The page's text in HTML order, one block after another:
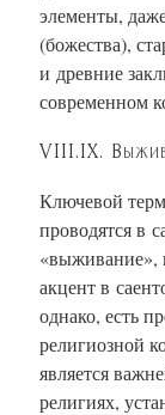
элементы,
(божества),
и древние
современном
VIII.IX.
Ключевой
проводятся в
«выживание»,
акцент в
однако, есть
религиозной
является
религиях,